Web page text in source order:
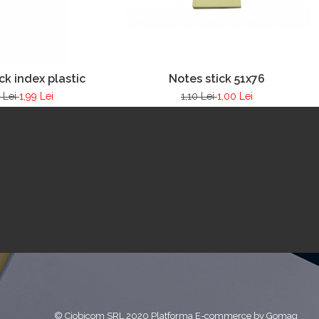
index plastic
Lei1,99 Lei
Notes stick 51x76
1,10 Lei1,00 Lei
© Ciobicom SRL 2020 Platforma E-commerce by Gomag